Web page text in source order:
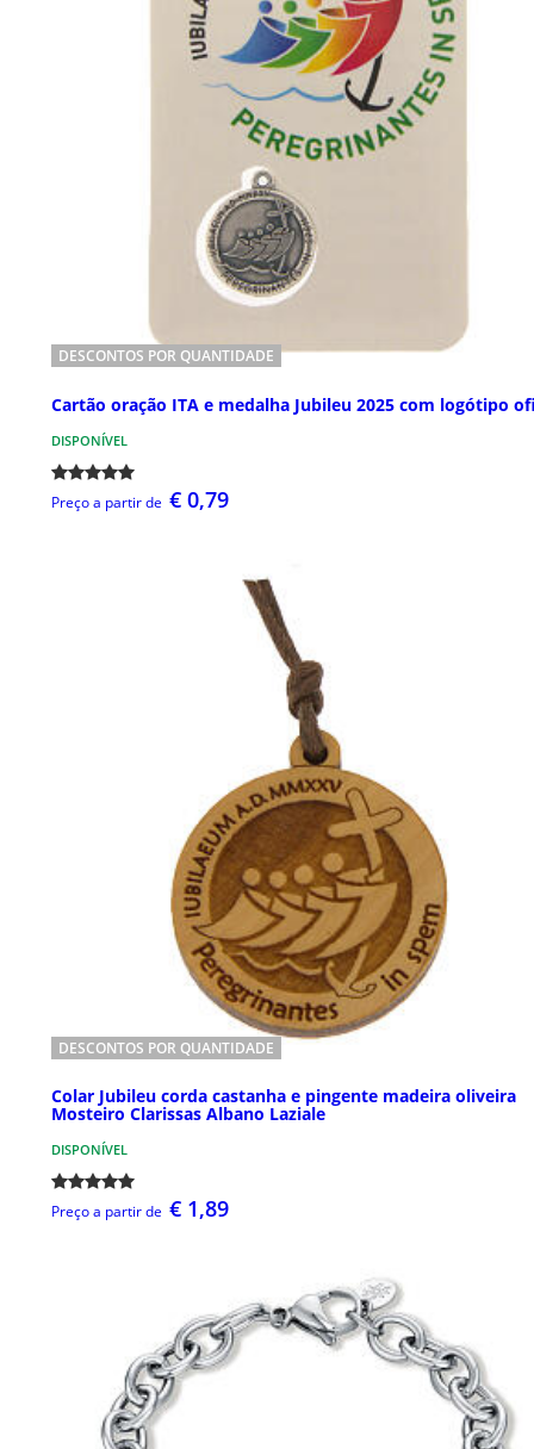
DESCONTOS POR QUANTIDADE
Cartão oração ITA e medalha Jubileu 2025 com logótipo
DISPONÍVEL
Preço a partir de € 0,79
DESCONTOS POR QUANTIDADE
Colar Jubileu corda castanha e pingente madeira oliveira
Mosteiro Clarissas Albano Laziale
DISPONÍVEL
Preço a partir de € 1,89